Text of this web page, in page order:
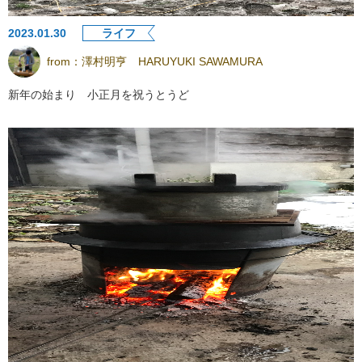
2023.01.30 ライフ
from： 澤村明亨 HARUYUKI SAWAMURA
新年の始まり 小正月を祝うとうど